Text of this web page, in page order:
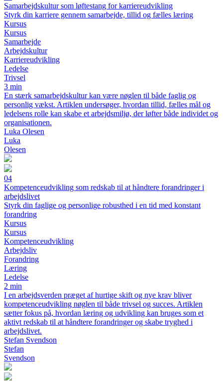
Samarbejdskultur som løftestang for karriereudvikling
Styrk din karriere gennem samarbejde, tillid og fælles læring
Kursus
Kursus
Samarbejde
Arbejdskultur
Karriereudvikling
Ledelse
Trivsel
3 min
En stærk samarbejdskultur kan være nøglen til både faglig og
personlig vækst. Artiklen undersøger, hvordan tillid, fælles mål og
ledelsens rolle kan skabe et arbejdsmiljø, der løfter både individet og
organisationen.
Luka Olesen
Luka
Olesen
04
Kompetenceudvikling som redskab til at håndtere forandringer i
arbejdslivet
Styrk din faglige og personlige robusthed i en tid med konstant
forandring
Kursus
Kursus
Kompetenceudvikling
Arbejdsliv
Forandring
Læring
Ledelse
2 min
I en arbejdsverden præget af hurtige skift og nye krav bliver
kompetenceudvikling nøglen til både trivsel og succes. Artiklen
sætter fokus på, hvordan læring og udvikling kan bruges som et
aktivt redskab til at håndtere forandringer og skabe tryghed i
arbejdslivet.
Stefan Svendson
Stefan
Svendson